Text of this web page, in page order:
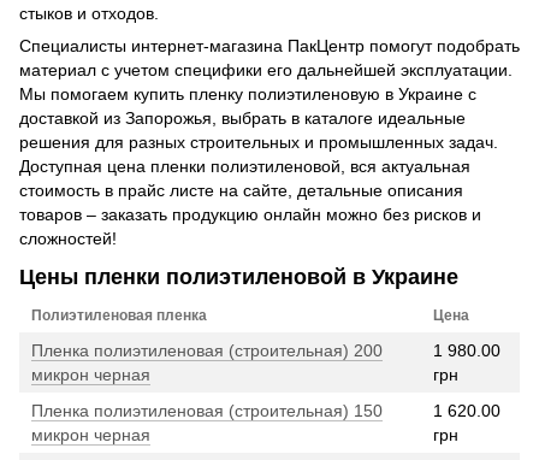
стыков и отходов.
Специалисты интернет-магазина ПакЦентр помогут подобрать
материал с учетом специфики его дальнейшей эксплуатации.
Мы помогаем купить пленку полиэтиленовую в Украине с
доставкой из Запорожья, выбрать в каталоге идеальные
решения для разных строительных и промышленных задач.
Доступная цена пленки полиэтиленовой, вся актуальная
стоимость в прайс листе на сайте, детальные описания
товаров – заказать продукцию онлайн можно без рисков и
сложностей!
Цены пленки полиэтиленовой в Украине
Полиэтиленовая пленка Цена
Пленка полиэтиленовая (строительная) 200
микрон черная
1 980.00
грн
Пленка полиэтиленовая (строительная) 150
микрон черная
1 620.00
грн